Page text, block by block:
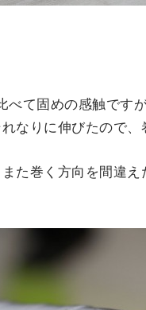
べて固めの感触ですが
なりに伸びたので、
た巻く方向を間違え